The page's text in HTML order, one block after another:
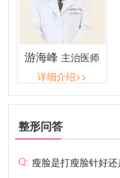
游海峰 主治医师
详细介绍>>
整形问答
瘦脸是打瘦脸针好还